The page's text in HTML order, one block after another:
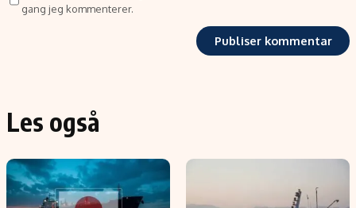
gang jeg kommenterer.
Les også